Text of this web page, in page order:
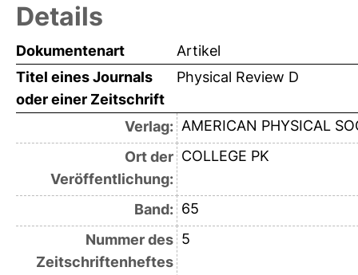
Details
Dokumentenart
Artikel
Titel eines Journals
oder einer Zeitschrift
Physical Review D
Verlag: AMERICAN PHYSICAL
Ort der
Veröffentlichung:
COLLEGE PK
Band: 65
Nummer des
Zeitschriftenheftes
5